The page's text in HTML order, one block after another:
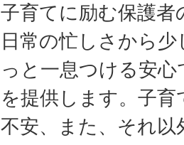
子育てに励む保護者
日常の忙しさから
っと一息つける安
を提供します。子
不安、また、それ以